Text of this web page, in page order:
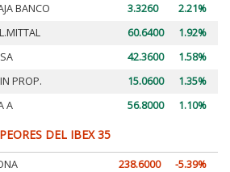
BANCO 3.3260
2.21%
60.6400
1.92%
42.3600
1.58%
PROP.
15.0600
1.35%
A
56.8000 1.10%
DEL IBEX 35
238.6000
-5.39%